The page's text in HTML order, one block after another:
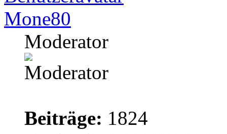
Mone80
Moderator
Beiträge: 1824